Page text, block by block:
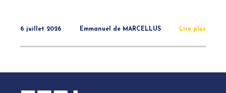
6 juillet 2026 Emmanuel de MARCELLUS Lire plus